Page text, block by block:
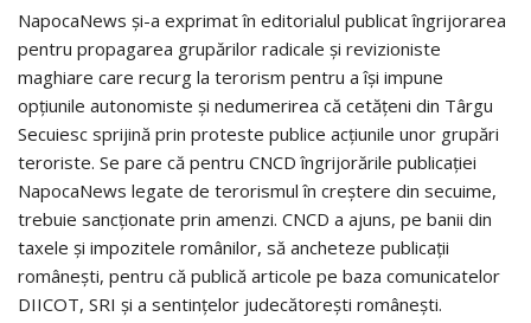
NapocaNews și-a exprimat în editorialul publicat îngrijorarea
pentru propagarea grupărilor radicale și revizioniste
maghiare care recurg la terorism pentru a își impune
opțiunile autonomiste și nedumerirea că cetățeni din Târgu
Secuiesc sprijină prin proteste publice acțiunile unor grupări
teroriste. Se pare că pentru CNCD îngrijorările publicației
NapocaNews legate de terorismul în creștere din secuime,
trebuie sancționate prin amenzi. CNCD a ajuns, pe banii din
taxele și impozitele românilor, să ancheteze publicații
românești, pentru că publică articole pe baza comunicatelor
DIICOT, SRI și a sentințelor judecătorești românești.